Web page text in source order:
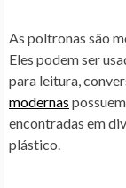
As poltronas são
Eles podem ser
para leitura,
modernas
encontradas em
plástico.